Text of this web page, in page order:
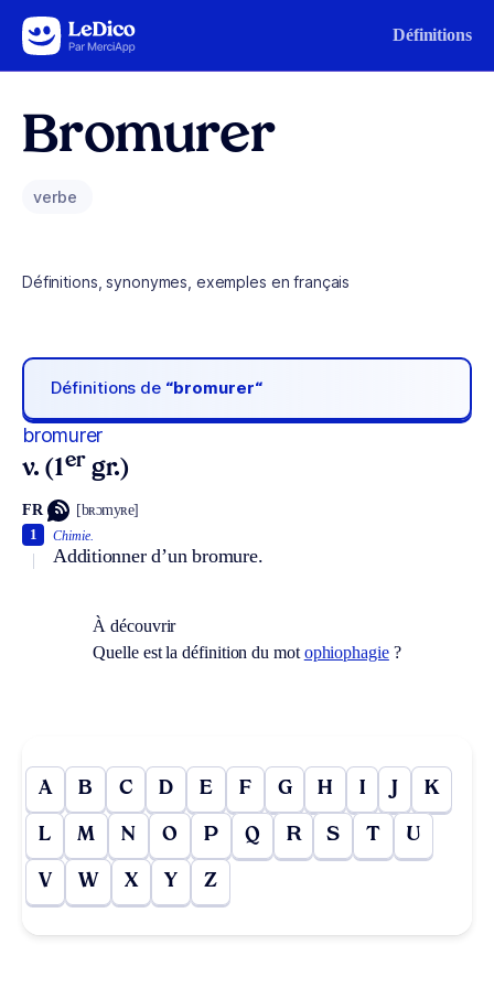
Aller au contenu Définitions
Bromurer
verbe
Définitions, synonymes, exemples en français
Définitions de “bromurer“
bromurer
v. (1er gr.)
FR [bʀɔmyʀe]
Chimie.
Additionner d’un bromure.
1
À découvrir
Quelle est la définition du mot ophiophagie?
A B C D E F G H I J K
L M N O P Q R S T U
V W X Y Z